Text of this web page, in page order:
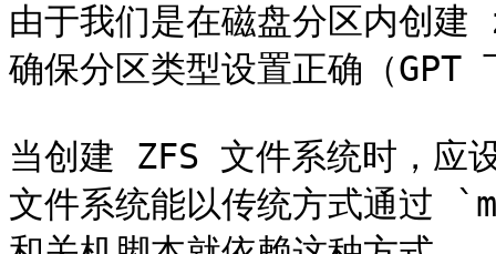
由于我们是在磁盘分区内创
确保分区类型设置正确（
当创建 ZFS 文件系统时，
文件系统能以传统方式通过